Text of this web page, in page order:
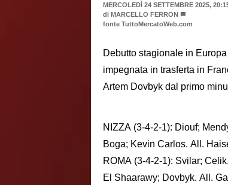
MERCOLEDÌ 24 SETTEMBRE 2025,
di MARCELLO FERRON
fonte TuttoMercatoWeb.com
Debutto stagionale in
impegnata in trasferta in
Artem Dovbyk dal primo
NIZZA (3-4-2-1): Diouf;
Boga; Kevin Carlos. All.
ROMA (3-4-2-1): Svilar;
El Shaarawy; Dovbyk. All.